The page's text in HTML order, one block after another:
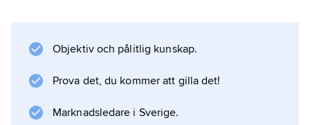
Alfabethuset
flygare i andra världskrigets Tyskland.
Objektiv och pålitlig kunskap.
Prova det, du kommer att gilla det!
Marknadsledare i Sverige.